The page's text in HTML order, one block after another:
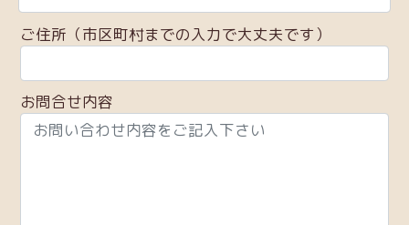
ご住所（市区町村までの入力で大丈夫です）
お問合せ内容